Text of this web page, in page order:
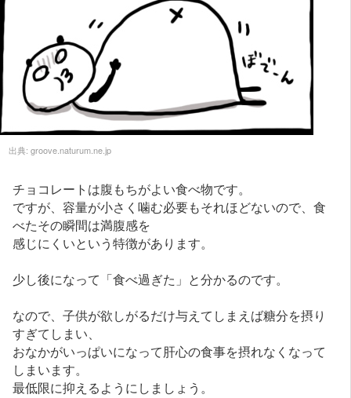
出典: groove.naturum.ne.jp
チョコレートは腹もちがよい食べ物です。
ですが、容量が小さく噛む必要もそれほどないので、食
べたその瞬間は満腹感を
感じにくいという特徴があります。
少し後になって「食べ過ぎた」と分かるのです。
なので、子供が欲しがるだけ与えてしまえば糖分を摂り
すぎてしまい、
おなかがいっぱいになって肝心の食事を摂れなくなって
しまいます。
最低限に抑えるようにしましょう。